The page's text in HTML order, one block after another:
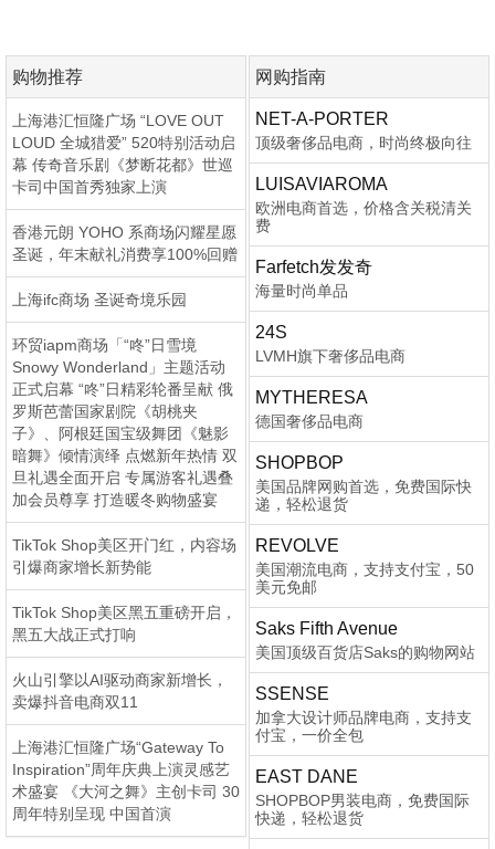
购物推荐
上海港汇恒隆广场 “LOVE OUT
LOUD 全城猎爱” 520特别活动启
幕 传奇音乐剧《梦断花都》世巡
卡司中国首秀独家上演
香港元朗 YOHO 系商场闪耀星愿
圣诞，年末献礼消费享100%回赠
上海ifc商场 圣诞奇境乐园
环贸iapm商场「“咚”日雪境
Snowy Wonderland」主题活动
正式启幕 “咚”日精彩轮番呈献 俄
罗斯芭蕾国家剧院《胡桃夹
子》、阿根廷国宝级舞团《魅影
暗舞》倾情演绎 点燃新年热情 双
旦礼遇全面开启 专属游客礼遇叠
加会员尊享 打造暖冬购物盛宴
TikTok Shop美区开门红，内容场
引爆商家增长新势能
TikTok Shop美区黑五重磅开启，
黑五大战正式打响
火山引擎以AI驱动商家新增长，
卖爆抖音电商双11
上海港汇恒隆广场“Gateway To
Inspiration”周年庆典上演灵感艺
术盛宴 《大河之舞》主创卡司 30
周年特别呈现 中国首演
网购指南
NET-A-PORTER
顶级奢侈品电商，时尚终极向往
LUISAVIAROMA
欧洲电商首选，价格含关税清关
费
Farfetch发发奇
海量时尚单品
24S
LVMH旗下奢侈品电商
MYTHERESA
德国奢侈品电商
SHOPBOP
美国品牌网购首选，免费国际快
递，轻松退货
REVOLVE
美国潮流电商，支持支付宝，50
美元免邮
Saks Fifth Avenue
美国顶级百货店Saks的购物网站
SSENSE
加拿大设计师品牌电商，支持支
付宝，一价全包
EAST DANE
SHOPBOP男装电商，免费国际
快递，轻松退货